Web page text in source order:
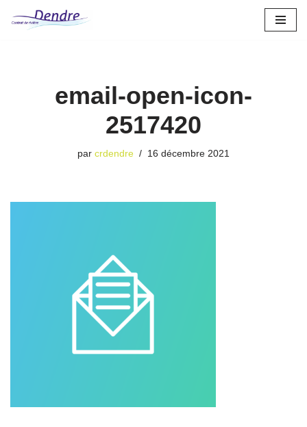
email-open-icon-
2517420
par crdendre 16 décembre 2021